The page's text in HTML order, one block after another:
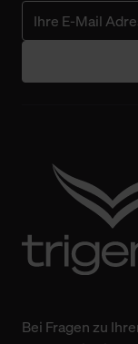
Bei Fragen zu